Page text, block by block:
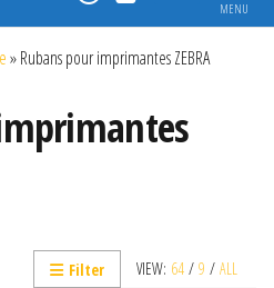
MENU
»Rubans pour imprimantes ZEBRA
VIEW: 64 / 9 / ALL
Filter